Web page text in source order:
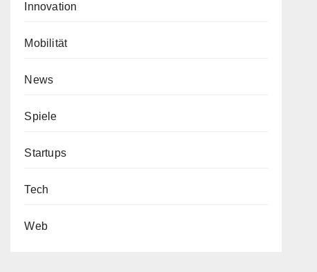
Innovation
Mobilität
News
Spiele
Startups
Tech
Web